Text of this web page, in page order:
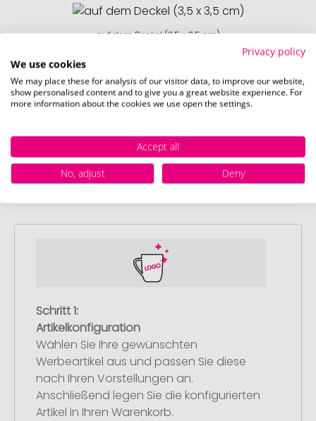
auf dem Deckel (3,5 x 3,5 cm)
Schnell und einfach
herunterladen.
So einfach bestellen Sie Ihre Werbeartikel bei
Schritt 1:
Artikelkonfiguration
Wählen Sie Ihre gewünschten
Werbeartikel aus und passen Sie diese
nach Ihren Vorstellungen an.
Anschließend legen Sie die konfigurierten
Artikel in Ihren Warenkorb.
Privacy policy
We use cookies
We may place these for analysis of our visitor data, to improve our website,
show personalised content and to give you a great website experience. For
more information about the cookies we use open the settings.
Accept all
No, adjust
Deny